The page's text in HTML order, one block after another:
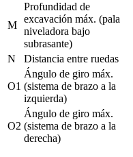
M
Profundidad de
excavación máx. (pala
niveladora bajo
subrasante)
N Distancia entre ruedas
O1
Ángulo de giro máx.
(sistema de brazo a la
izquierda)
O2
Ángulo de giro máx.
(sistema de brazo a la
derecha)